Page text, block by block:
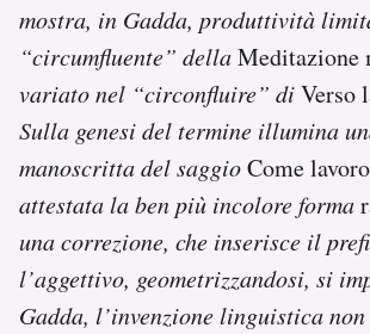
mostra, in Gadda, produttività
“circumfluente” dellaMeditazione
variato nel “circonfluire” diVerso
Sulla genesi del termine illumina
manoscritta del saggioCome lavoro
attestata la ben più incolore forma
una correzione, che inserisce il
l’aggettivo, geometrizzandosi, si
Gadda, l’invenzione linguistica